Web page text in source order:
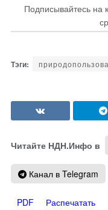
Подписывайтесь
Читайте НДН.Инфо в
Канал в Telegram
PDF Распечатать